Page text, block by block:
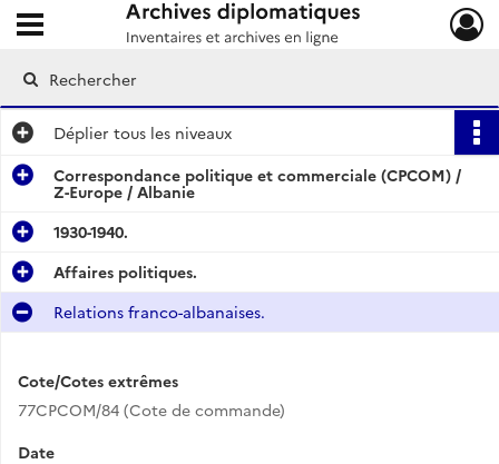
Archives diplomatiques
Ouvrir le menu déroulant
Déplier tous les niveaux
Correspondance politique et commerciale (CPCOM) /
Z-Europe / Albanie
1930-1940.
Affaires politiques.
Relations franco-albanaises.
Cote/Cotes extrêmes
77CPCOM/84 (Cote de commande)
Date